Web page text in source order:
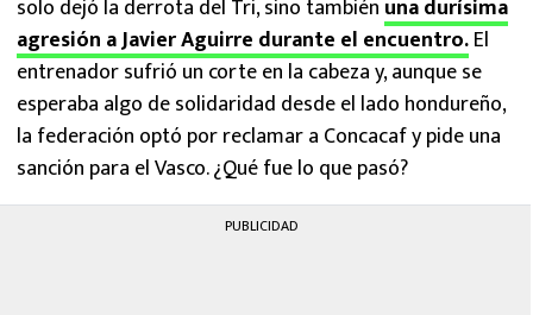
solo dejó la derrota del Tri, sino también una durísima
agresión a Javier Aguirre durante el encuentro.El
entrenador sufrió un corte en la cabeza y, aunque se
esperaba algo de solidaridad desde el lado hondureño,
la federación optó por reclamar a Concacaf y pide una
sanción para el Vasco. ¿Qué fue lo que pasó?
PUBLICIDAD